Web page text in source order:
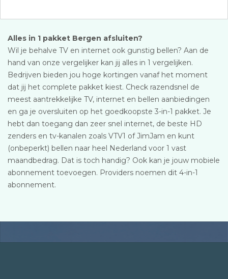
Alles in 1 pakket Bergen afsluiten?
Wil je behalve TV en internet ook gunstig bellen? Aan de
hand van onze vergelijker kan jij alles in 1 vergelijken.
Bedrijven bieden jou hoge kortingen vanaf het moment
dat jij het complete pakket kiest. Check razendsnel de
meest aantrekkelijke TV, internet en bellen aanbiedingen
en ga je oversluiten op het goedkoopste 3-in-1 pakket. Je
hebt dan toegang dan zeer snel internet, de beste HD
zenders en tv-kanalen zoals VTV1 of JimJam en kunt
(onbeperkt) bellen naar heel Nederland voor 1 vast
maandbedrag. Dat is toch handig? Ook kan je jouw mobiele
abonnement toevoegen. Providers noemen dit 4-in-1
abonnement.